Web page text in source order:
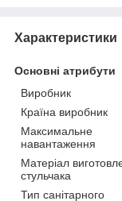
Характеристики
Основні атрибути
Виробник
Країна виробник
Максимальне
навантаження
Матеріал
стульчака
Тип санітарного